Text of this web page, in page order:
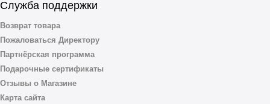
Служба поддержки
Возврат товара
Пожаловаться Директору
Партнёрская программа
Подарочные сертификаты
Отзывы о Магазине
Карта сайта